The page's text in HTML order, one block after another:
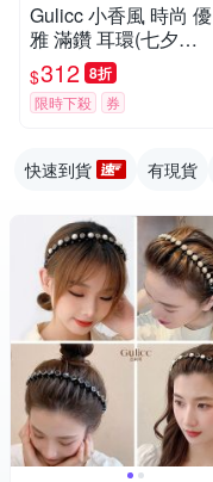
Gulicc 小香風 時尚 優
雅 滿鑽 耳環(七夕情
人節 飾品 耳飾 耳針
耳釘 耳環 生日禮物 )
$312 8折
限時下殺 券
快速到貨 有現貨